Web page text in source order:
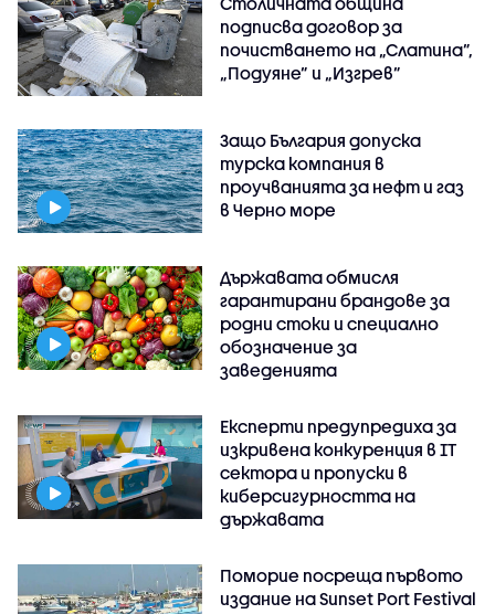
подписва договор за
почистването на „Слатина”,
„Подуяне” и „Изгрев”
Защо България допуска
турска компания в
проучванията за нефт и газ
в Черно море
Държавата обмисля
гарантирани брандове за
родни стоки и специално
обозначение за
заведенията
Експерти предупредиха за
изкривена конкуренция в IT
сектора и пропуски в
киберсигурността на
държавата
Поморие посреща първото
издание на Sunset Port Festival